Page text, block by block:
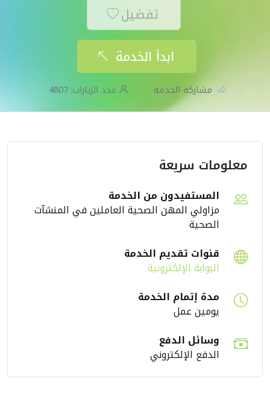
تفضيل
ابدأ الخدمة
مشاركة الخدمة عدد الزيارات: 4807
معلومات سريعة
المستفيدون من الخدمة
مزاولي المهن الصحية العاملين في المنشآت
الصحية
قنوات تقديم الخدمة
البوابة الإلكترونية
مدة إتمام الخدمة
يومين عمل
وسائل الدفع
الدفع الإلكتروني